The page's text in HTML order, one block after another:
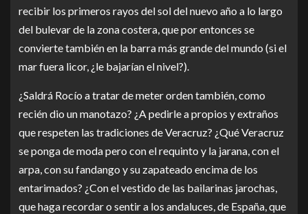
recibir los primeros rayos del sol del nuevo año a lo largo
del bulevar de la zona costera, que por entonces se
convierte también en la barra más grande del mundo (si el
mar fuera licor, ¿le bajarían el nivel?).
¿Saldrá Rocío a tratar de meter orden también, como
recién dio un manotazo? ¿A pedirle a propios y extraños
que respeten las tradiciones de Veracruz? ¿Qué Veracruz
se ponga de moda pero con el requinto y la jarana, con el
arpa, con su fandango y su zapateado encima de los
entarimados? ¿Con el vestido de las bailarinas jarochas,
que haga recordar o sentir a los andaluces, de España, que